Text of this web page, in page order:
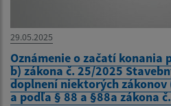
29.05.2025
Oznámenie o začatí konania
b) zákona č. 25/2025
doplnení niektorých
a podľa § 88 a §88a zákona